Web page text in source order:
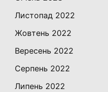
Листопад 2022
Жовтень 2022
Вересень 2022
Серпень 2022
Липень 2022